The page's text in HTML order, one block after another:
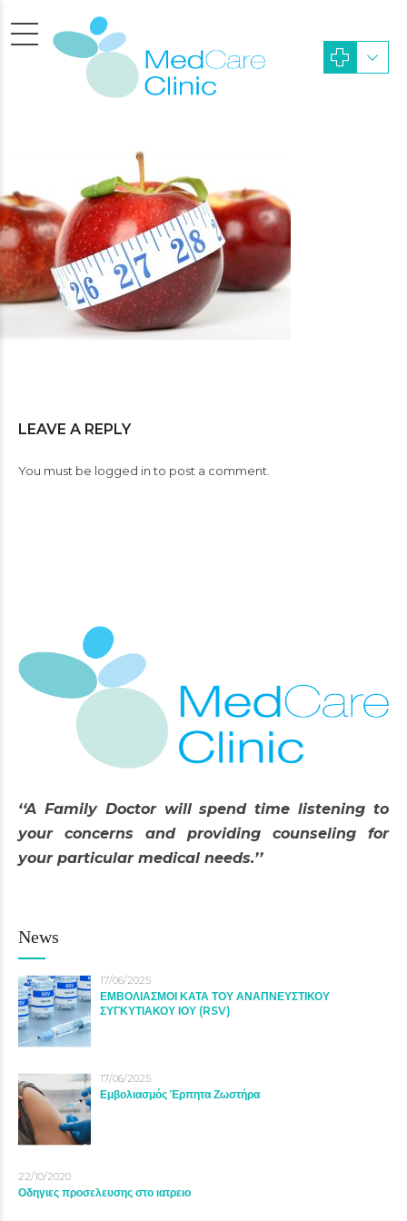
LEAVE A REPLY
You must be logged into post a comment.
‘‘A Family Doctor will spend time listening to
your concerns and providing counseling for
your particular medical needs.’’
News
17/06/2025
ΕΜΒΟΛΙΑΣΜΟΙ ΚΑΤΑ ΤΟΥ ΑΝΑΠΝΕΥΣΤΙΚΟΥ
ΣΥΓΚΥΤΙΑΚΟΥ ΙΟΥ (RSV)
17/06/2025
Εμβολιασμός Έρπητα Ζωστήρα
22/10/2020
Οδηγιες προσελευσης στο ιατρειο